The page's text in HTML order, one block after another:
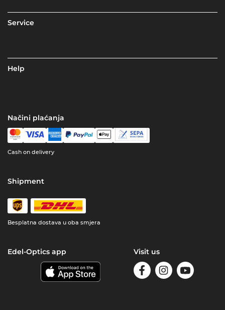
Service
Help
Načini plaćanja
Cash on delivery
Shipment
Besplatna dostava u oba smjera
Edel-Optics app Visit us